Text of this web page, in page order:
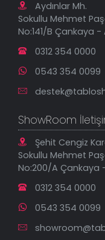
Gizlilik Güvenlik
Yeni Eklenenler
En Çok Satılanlar
İndirimli Tablolar
Aydınlar Mh.
Sokullu Mehmet
No:141/B Çankaya -
0312 354 0000
0543 354 0099
ShowRoom
Şehit Cengiz
Sokullu Mehmet
No:200/A Çankaya -
0312 354 0000
0543 354 0099